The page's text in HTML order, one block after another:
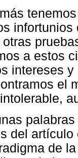
a estos
intereses
el
del
de